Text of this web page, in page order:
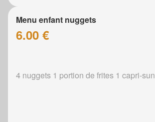
Menu enfant nuggets
6.00 €
4 nuggets 1 portion de frites 1 capri-sun